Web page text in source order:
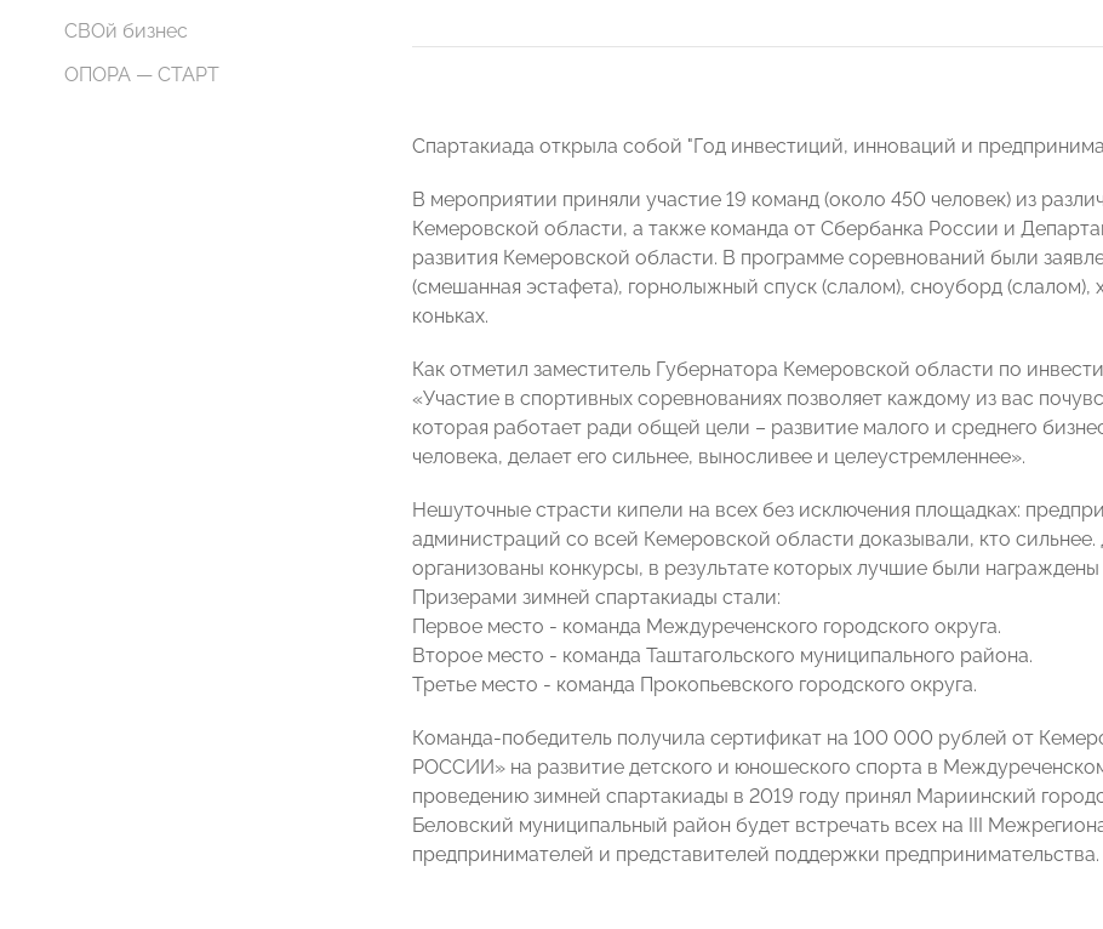
СВОй бизнес
ОПОРА — СТАРТ
Спартакиада открыла собой "Год инвестиций, инноваций и
В мероприятии приняли участие 19 команд (около 450 человек) из
Кемеровской области, а также команда от Сбербанка России и
развития Кемеровской области. В программе соревнований были
(смешанная эстафета), горнолыжный спуск (слалом), сноуборд (слалом),
коньках.
Как отметил заместитель Губернатора Кемеровской области по
«Участие в спортивных соревнованиях позволяет каждому из вас
которая работает ради общей цели – развитие малого и среднего
человека, делает его сильнее, выносливее и целеустремленнее».
Нешуточные страсти кипели на всех без исключения площадках:
администраций со всей Кемеровской области доказывали, кто
организованы конкурсы, в результате которых лучшие были
Призерами зимней спартакиады стали:
Первое место - команда Междуреченского городского округа.
Второе место - команда Таштагольского муниципального района.
Третье место - команда Прокопьевского городского округа.
Команда-победитель получила сертификат на 100 000 рублей от
РОССИИ» на развитие детского и юношеского спорта в
проведению зимней спартакиады в 2019 году принял Мариинский
Беловский муниципальный район будет встречать всех на III
предпринимателей и представителей поддержки предпринимательства.